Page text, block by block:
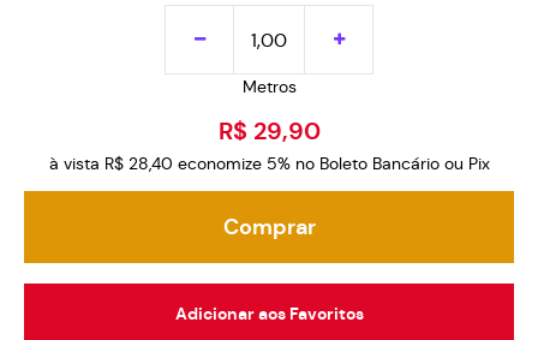
Metros
R$ 29,90
à vista R$ 28,40 economize 5% no Boleto Bancário ou Pix
Comprar
Adicionar aos Favoritos